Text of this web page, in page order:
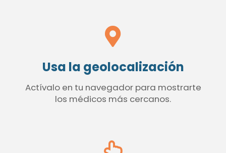
Usa la geolocalización
Actívalo en tu navegador para mostrarte
los médicos más cercanos.